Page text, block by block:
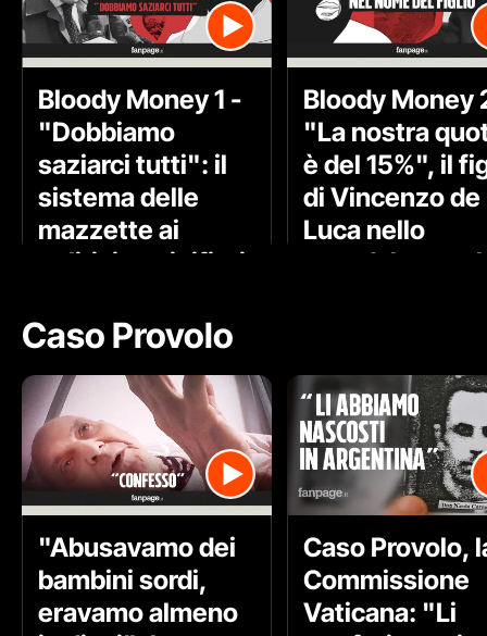
Bloody Money 1 -
"Dobbiamo
saziarci tutti": il
sistema delle
mazzette ai
politici per i rifiuti
Bloody Money
"La nostra
è del 15%", il
di Vincenzo de
Luca nello
scandalo
Caso Provolo
"Abusavamo dei
bambini sordi,
eravamo almeno
Caso Provolo,
Commissione
Vaticana: "Li